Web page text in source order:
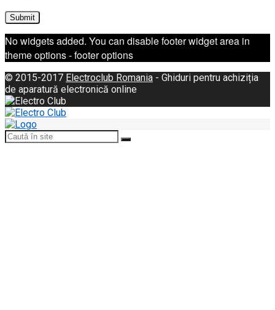
No widgets added. You can disable footer widget area in
theme options - footer options
© 2015-2017 Electroclub Romania - Ghiduri pentru achiziția
de aparatură electronică online